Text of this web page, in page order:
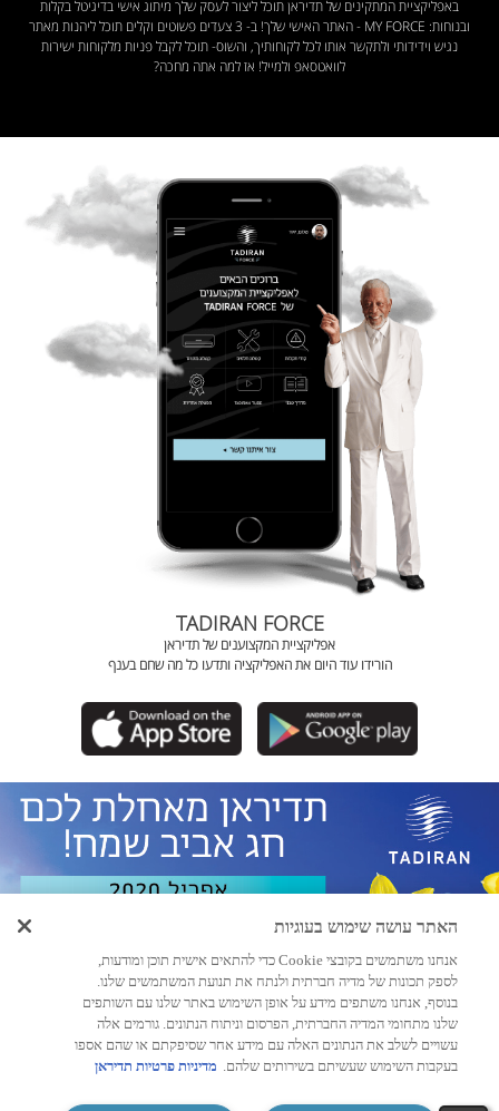
באפליקציית המתקינים של תדיראן תוכל ליצור לעסק שלך מיתוג אישי בדיגיטל בקלות
ובנוחות: MY FORCE - האתר האישי שלך! ב- 3 צעדים פשוטים וקלים תוכל ליהנות מאתר
נגיש וידידותי ולתקשר אותו לכל לקוחותיך, והשוס- תוכל לקבל פניות מלקוחות ישירות
לוואטסאפ ולמייל! אז למה אתה מחכה?
TADIRAN FORCE
אפליקציית המקצוענים של תדיראן
הורידו עוד היום את האפליקציה ותדעו כל מה שחם בענף
האתר עושה שימוש בעוגיות
אנחנו משתמשים בקובצי Cookie כדי להתאים אישית תוכן ומודעות,
לספק תכונות של מדיה חברתית ולנתח את תנועת המשתמשים שלנו.
בנוסף, אנחנו משתפים מידע על אופן השימוש באתר שלנו עם השותפים
שלנו מתחומי המדיה החברתית, הפרסום וניתוח הנתונים. גורמים אלה
עשויים לשלב את הנתונים האלה עם מידע אחר שסיפקתם או שהם אספו
בעקבות השימוש שעשיתם בשירותים שלהם. מדיניות פרטיות תדיראן